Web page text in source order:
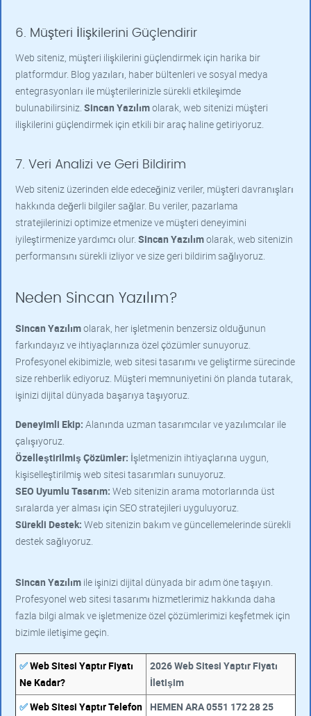
6. Müşteri İlişkilerini Güçlendirir
Web siteniz, müşteri ilişkilerini güçlendirmek için harika bir
platformdur. Blog yazıları, haber bültenleri ve sosyal medya
entegrasyonları ile müşterilerinizle sürekli etkileşimde
bulunabilirsiniz. Sincan Yazılımolarak, web sitenizi müşteri
ilişkilerini güçlendirmek için etkili bir araç haline getiriyoruz.
7. Veri Analizi ve Geri Bildirim
Web siteniz üzerinden elde edeceğiniz veriler, müşteri davranışları
hakkında değerli bilgiler sağlar. Bu veriler, pazarlama
stratejilerinizi optimize etmenize ve müşteri deneyimini
iyileştirmenize yardımcı olur. Sincan Yazılımolarak, web sitenizin
performansını sürekli izliyor ve size geri bildirim sağlıyoruz.
Neden Sincan Yazılım?
Sincan Yazılımolarak, her işletmenin benzersiz olduğunun
farkındayız ve ihtiyaçlarınıza özel çözümler sunuyoruz.
Profesyonel ekibimizle, web sitesi tasarımı ve geliştirme sürecinde
size rehberlik ediyoruz. Müşteri memnuniyetini ön planda tutarak,
işinizi dijital dünyada başarıya taşıyoruz.
Deneyimli Ekip: Alanında uzman tasarımcılar ve yazılımcılar ile
çalışıyoruz.
Özelleştirilmiş Çözümler: İşletmenizin ihtiyaçlarına uygun,
kişiselleştirilmiş web sitesi tasarımları sunuyoruz.
SEO Uyumlu Tasarım: Web sitenizin arama motorlarında üst
sıralarda yer alması için SEO stratejileri uyguluyoruz.
Sürekli Destek: Web sitenizin bakım ve güncellemelerinde sürekli
destek sağlıyoruz.
Sincan Yazılım ile işinizi dijital dünyada bir adım öne taşıyın.
Profesyonel web sitesi tasarımı hizmetlerimiz hakkında daha
fazla bilgi almak ve işletmenize özel çözümlerimizi keşfetmek için
bizimle iletişime geçin.
✅Web Sitesi Yaptır Fiyatı
Ne Kadar?
2026 Web Sitesi Yaptır Fiyatı
İletişim
✅Web Sitesi Yaptır Telefon
HEMEN ARA 0551 172 28 25